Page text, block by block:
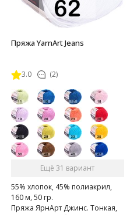
Пряжа YarnArt Jeans
3.0 (2)
Ещё 31 вариант
55% хлопок, 45% полиакрил,
160 м, 50 гр.
Пряжа ЯрнАрт Джинс. Тонкая,
мягкая, слегка бархатистая